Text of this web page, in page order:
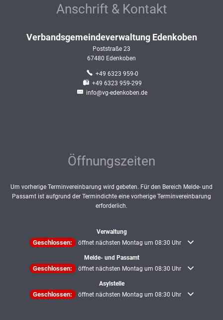
Anschrift & Kontakt
Verbandsgemeindeverwaltung Edenkoben
Poststraße 23
67480 Edenkoben
+49 6323 959-0
+49 6323 959-299
info@vg-edenkoben.de
Öffnungszeiten
Um vorherige Terminvereinbarung wird gebeten. Für den Bereich Melde- und
Passamt ist aufgrund der Termindichte eine vorherige Terminvereinbarung
erforderlich.
Verwaltung
Klicken, um weitere Öffnungs- oder Schließzeiten auszublenden
Geschlossen: öffnet nächsten Montag um 08:30 Uhr
Melde- und Passamt
Klicken, um weitere Öffnungs- oder Schließzeiten auszublenden
Geschlossen: öffnet nächsten Montag um 08:30 Uhr
Asylstelle
Klicken, um weitere Öffnungs- oder Schließzeiten auszublenden
Geschlossen: öffnet nächsten Montag um 08:30 Uhr